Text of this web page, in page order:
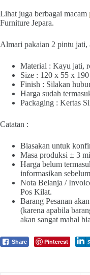
Lihat juga berbagai macam
Furniture Jepara.
Almari pakaian 2 pintu
Material : Kayu jati,
Size : 120 x 55 x
Finish : Silakan
Harga sudah
Packaging : Kertas
Catatan :
Biasakan untuk
Masa produksi ± 3
Harga belum
informasikan
Nota Belanja /
Pos Kilat.
Barang Pesanan
(karena apabila
akan sangat mahal
Share Pinterest